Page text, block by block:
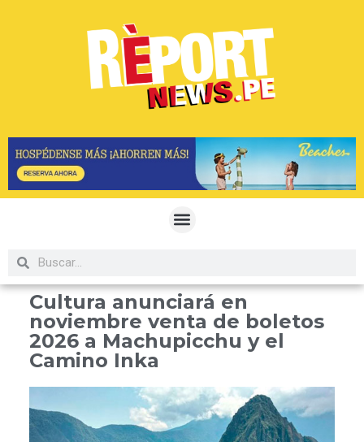
Cultura anunciará en
noviembre venta de boletos
2026 a Machupicchu y el
Camino Inka